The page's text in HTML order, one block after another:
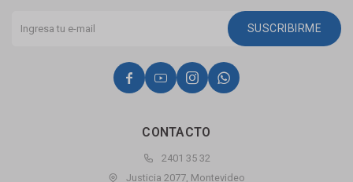
CONTACTO
2401 35 32
Justicia 2077, Montevideo
SUSCRIBIRME
   